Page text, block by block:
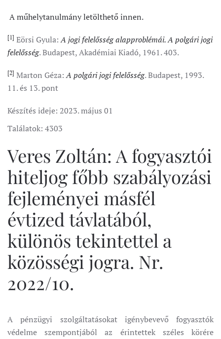
A műhelytanulmány letölthető innen.
[1] Eörsi Gyula:A jogi felelősség alapproblémái. A polgári jogi
felelősség. Budapest, Akadémiai Kiadó, 1961. 403.
[2] Marton Géza:A polgári jogi felelősség. Budapest, 1993.
11. és 13. pont
Készítés ideje: 2023. május 01
Találatok: 4303
Veres Zoltán: A fogyasztói
hiteljog főbb szabályozási
fejleményei másfél
évtized távlatából,
különös tekintettel a
közösségi jogra. Nr.
2022/10.
A pénzügyi szolgáltatásokat igénybevevő fogyasztók
védelme szempontjából az érintettek széles körére